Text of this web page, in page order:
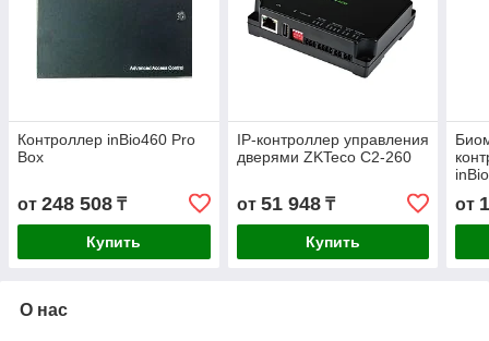
Контроллер inBio460 Pro
Box
от 248 508 ₸
Купить
IP-контроллер управления
дверями ZKTeco C2-260
от 51 948₸
Купить
от
О нас